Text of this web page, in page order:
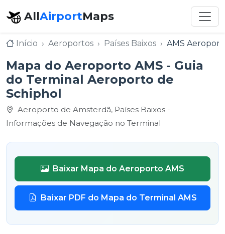
AllAirportMaps
Início Aeroportos Países Baixos AMS
Mapa do Aeroporto AMS - Guia
do Terminal Aeroporto de
Schiphol
Aeroporto de Amsterdã, Países Baixos -
Informações de Navegação no Terminal
Baixar Mapa do Aeroporto AMS
Baixar PDF do Mapa do Terminal AMS